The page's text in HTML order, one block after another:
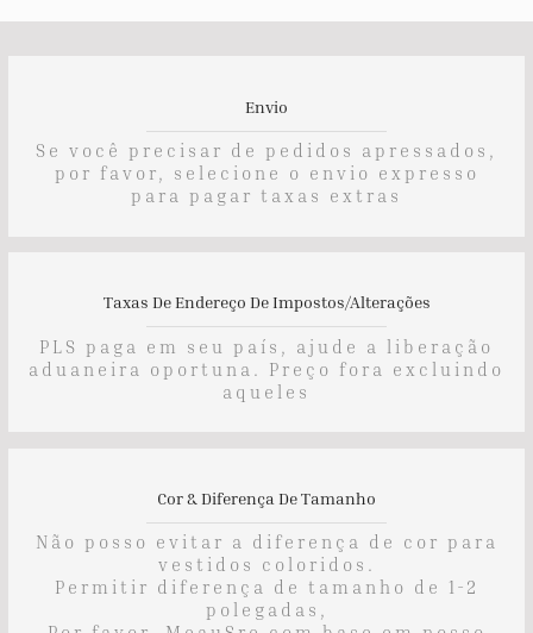
Envio
Se você precisar de pedidos apressados,
por favor, selecione o envio expresso
para pagar taxas extras
Taxas De Endereço De Impostos/alterações
PLS paga em seu país, ajude a liberação
aduaneira oportuna. Preço fora excluindo
aqueles
Cor & Diferença De Tamanho
Não posso evitar a diferença de cor para
vestidos coloridos.
Permitir diferença de tamanho de 1-2
polegadas,